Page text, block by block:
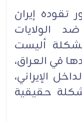
إيران
الولايات
أليست
في العراق،
الإيراني،
حقيقية